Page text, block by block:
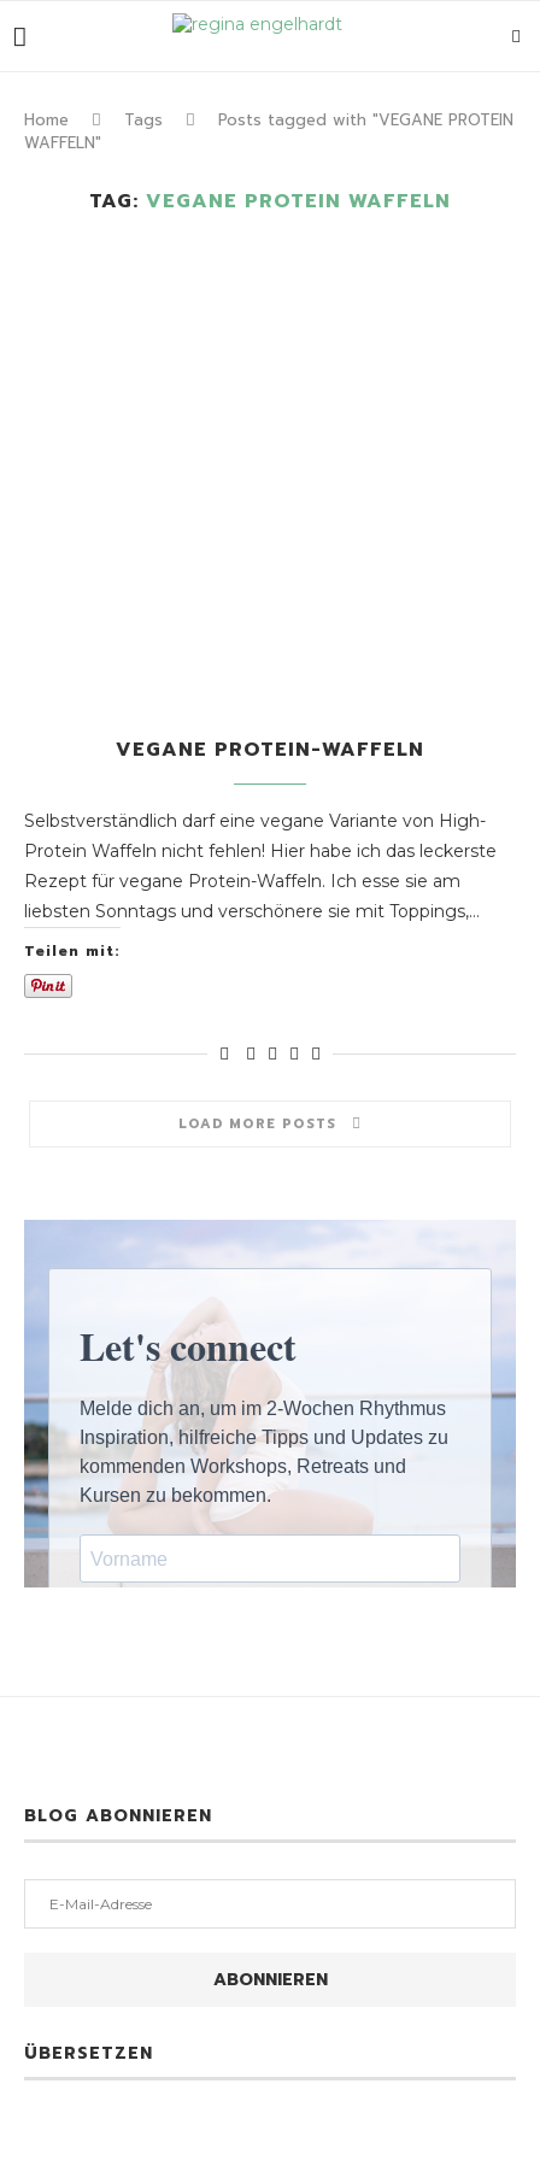
Home Tags
Posts tagged with "VEGANE PROTEIN
WAFFELN"
TAG: VEGANE PROTEIN WAFFELN
VEGANE PROTEIN-WAFFELN
Selbstverständlich darf eine vegane Variante von High-
Protein Waffeln nicht fehlen! Hier habe ich das leckerste
Rezept für vegane Protein-Waffeln. Ich esse sie am
liebsten Sonntags und verschönere sie mit Toppings,…
Teilen mit:
LOAD MORE POSTS
BLOG ABONNIEREN
Mail-
ABONNIEREN
ÜBERSETZEN